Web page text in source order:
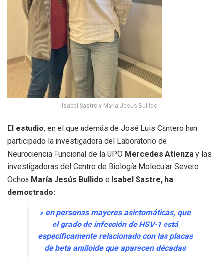
Isabel Sastre y María Jesús Bullido.
El estudio, en el que además de José Luis Cantero han
participado la investigadora del Laboratorio de
Neurociencia Funcional de la UPO Mercedes Atienza y las
investigadoras del Centro de Biología Molecular Severo
Ochoa María Jesús Bullido e Isabel Sastre, ha
demostrado:
» en personas mayores asintomáticas, que
el grado de infección de HSV-1 está
específicamente relacionado con las placas
de beta amiloide que aparecen décadas